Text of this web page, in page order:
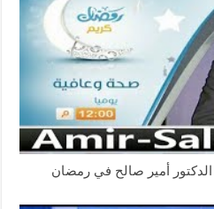
أمير صالح في رمضان